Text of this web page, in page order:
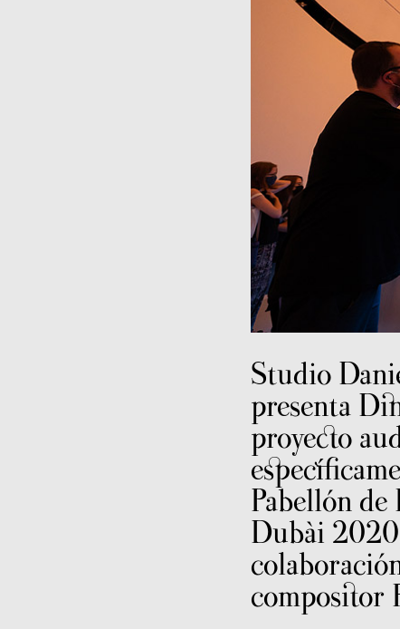
Studio
presenta
proyecto
Pabellón de
Dubài
compositor